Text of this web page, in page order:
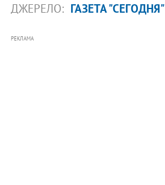
ДЖЕРЕЛО: ГАЗЕТА "СЕГОДНЯ"
РЕКЛАМА